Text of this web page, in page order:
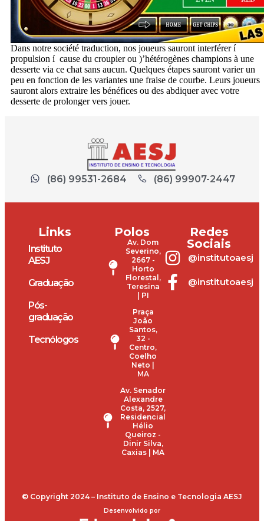
Dans notre société traduction, nos joueurs sauront interférer í
propulsion í cause du croupier ou )’hétérogènes champions à une
desserte via ce chat sans aucun. Quelques étapes sauront varier un
peu en fonction de les variantes une fraise de courbe. Leurs joueurs
sauront alors extraire les bénéfices ou des abdiquer avec votre
desserte de prolonger vers jouer.
(86) 99531-2684 (86) 99907-2447
Links
Instituto
AESJ
Graduação
Pós-
graduação
Tecnólogos
Polos
Av. Dom
Severino,
2667 -
Horto
Florestal,
Teresina
| PI
Praça
João
Santos,
32 -
Centro,
Coelho
Neto |
MA
Av. Senador
Alexandre
Costa, 2527,
Residencial
Hélio
Queiroz -
Dinir Silva,
Caxias | MA
Redes
Sociais
@institutoaesj
@institutoaesj
© Copyright 2024 – Instituto de Ensino e Tecnologia AESJ
Desenvolvido por